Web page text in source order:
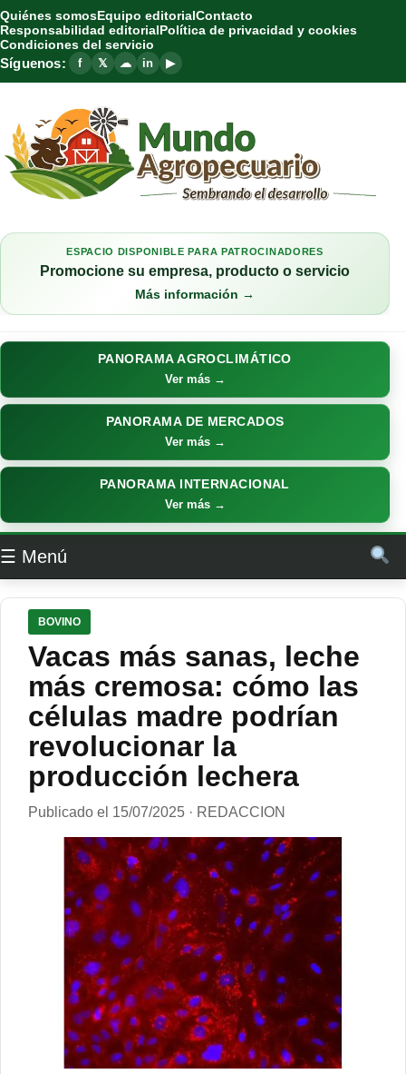
Quiénes somosEquipo editorialContacto
Responsabilidad editorialPolítica de privacidad y cookies
Condiciones del servicio
Síguenos: f 𝕏 ☁ in ▶
ESPACIO DISPONIBLE PARA PATROCINADORES
Promocione su empresa, producto o servicio
Más información →
PANORAMA AGROCLIMÁTICO
Ver más →
PANORAMA DE MERCADOS
Ver más →
PANORAMA INTERNACIONAL
Ver más →
☰ Menú
BOVINO
Vacas más sanas, leche
más cremosa: cómo las
células madre podrían
revolucionar la
producción lechera
Publicado el 15/07/2025 · REDACCION